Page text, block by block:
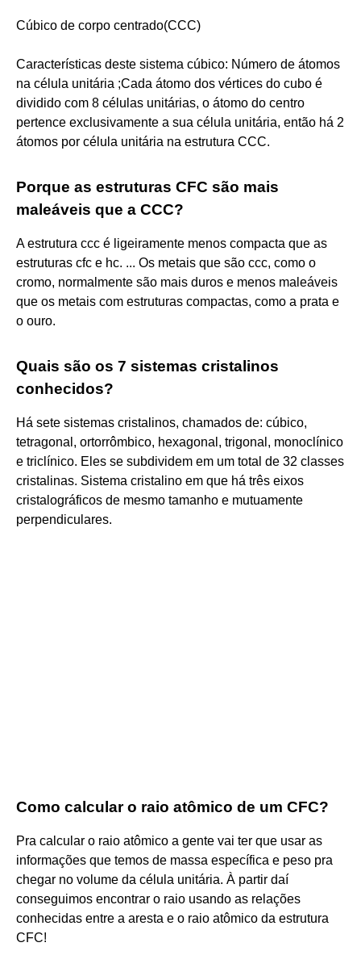
Cúbico de corpo centrado(CCC)
Características deste sistema cúbico: Número de átomos
na célula unitária ;Cada átomo dos vértices do cubo é
dividido com 8 células unitárias, o átomo do centro
pertence exclusivamente a sua célula unitária, então há 2
átomos por célula unitária na estrutura CCC.
Porque as estruturas CFC são mais
maleáveis que a CCC?
A estrutura ccc é ligeiramente menos compacta que as
estruturas cfc e hc. ... Os metais que são ccc, como o
cromo, normalmente são mais duros e menos maleáveis
que os metais com estruturas compactas, como a prata e
o ouro.
Quais são os 7 sistemas cristalinos
conhecidos?
Há sete sistemas cristalinos, chamados de: cúbico,
tetragonal, ortorrômbico, hexagonal, trigonal, monoclínico
e triclínico. Eles se subdividem em um total de 32 classes
cristalinas. Sistema cristalino em que há três eixos
cristalográficos de mesmo tamanho e mutuamente
perpendiculares.
Como calcular o raio atômico de um CFC?
Pra calcular o raio atômico a gente vai ter que usar as
informações que temos de massa específica e peso pra
chegar no volume da célula unitária. À partir daí
conseguimos encontrar o raio usando as relações
conhecidas entre a aresta e o raio atômico da estrutura
CFC!